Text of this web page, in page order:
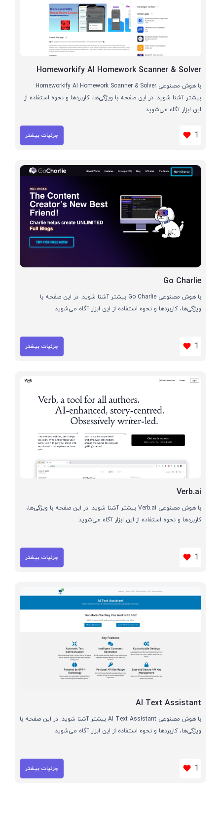
Homeworkify AI Homework Scanner & Solver
با هوش مصنوعی Homeworkify AI Homework Scanner & Solver
بیشتر آشنا شوید. در این صفحه با ویژگی‌ها، کاربردها و نحوه استفاده از
این ابزار آگاه می‌شوید
1 جزئیات بیشتر
Go Charlie
با هوش مصنوعی Go Charlie بیشتر آشنا شوید. در این صفحه با
ویژگی‌ها، کاربردها و نحوه استفاده از این ابزار آگاه می‌شوید
1 جزئیات بیشتر
Verb.ai
با هوش مصنوعی Verb.ai بیشتر آشنا شوید. در این صفحه با ویژگی‌ها،
کاربردها و نحوه استفاده از این ابزار آگاه می‌شوید
1 جزئیات بیشتر
AI Text Assistant
با هوش مصنوعی AI Text Assistant بیشتر آشنا شوید. در این صفحه با
ویژگی‌ها، کاربردها و نحوه استفاده از این ابزار آگاه می‌شوید
1 جزئیات بیشتر